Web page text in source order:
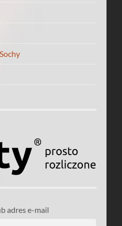
adres e-mail